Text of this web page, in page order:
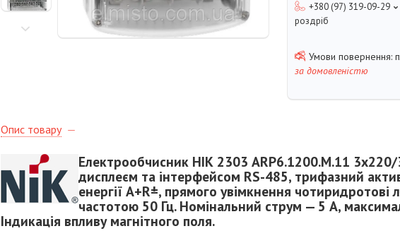
+380 (97) 319-09-29
роздріб
за домовленістю
Опис товару
Електрообчисник НІК 2303 ARP6.1200.M.11
дисплеєм та інтерфейсом RS-485, трифазний
енергії А+R±, прямого увімкнення чотиридротові
частотою 50 Гц. Номінальний струм — 5 А,
Індикація впливу магнітного поля.